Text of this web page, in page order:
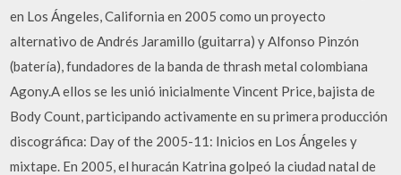
en Los Ángeles, California en 2005 como un proyecto
alternativo de Andrés Jaramillo (guitarra) y Alfonso Pinzón
(batería), fundadores de la banda de thrash metal colombiana
Agony.A ellos se les unió inicialmente Vincent Price, bajista de
Body Count, participando activamente en su primera producción
discográfica: Day of the 2005-11: Inicios en Los Ángeles y
mixtape. En 2005, el huracán Katrina golpeó la ciudad natal de